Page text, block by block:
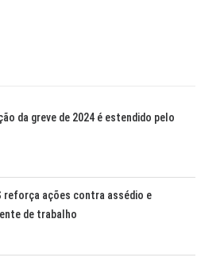
da greve de 2024 é estendido pelo
reforça ações contra assédio e
de trabalho